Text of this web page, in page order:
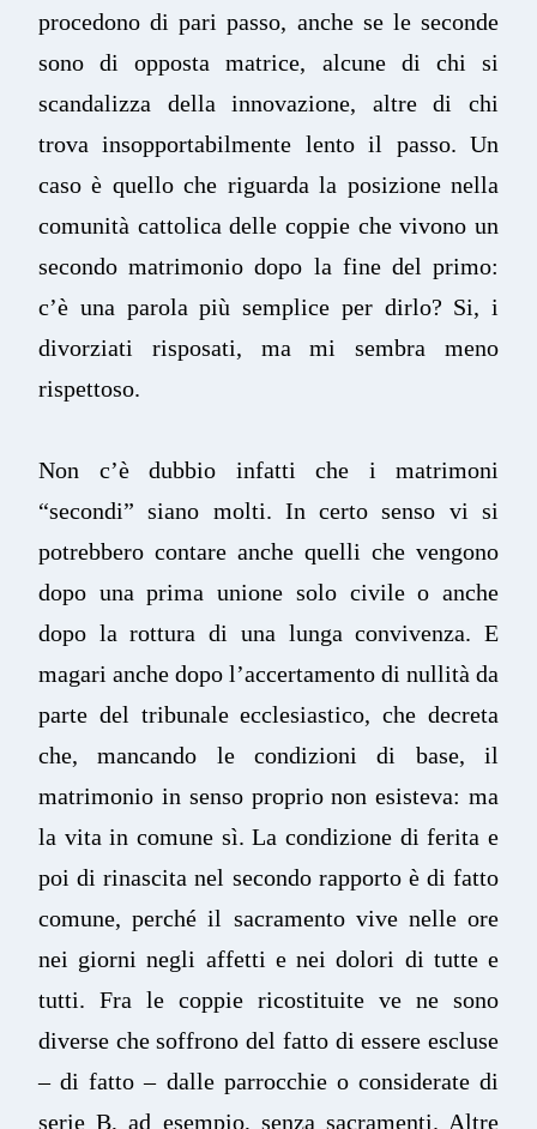
procedono di pari passo, anche se le seconde
sono di opposta matrice, alcune di chi si
scandalizza della innovazione, altre di chi
trova insopportabilmente lento il passo. Un
caso è quello che riguarda la posizione nella
comunità cattolica delle coppie che vivono un
secondo matrimonio dopo la fine del primo:
c’è una parola più semplice per dirlo? Si, i
divorziati risposati, ma mi sembra meno
rispettoso.
Non c’è dubbio infatti che i matrimoni
“secondi” siano molti. In certo senso vi si
potrebbero contare anche quelli che vengono
dopo una prima unione solo civile o anche
dopo la rottura di una lunga convivenza. E
magari anche dopo l’accertamento di nullità da
parte del tribunale ecclesiastico, che decreta
che, mancando le condizioni di base, il
matrimonio in senso proprio non esisteva: ma
la vita in comune sì. La condizione di ferita e
poi di rinascita nel secondo rapporto è di fatto
comune, perché il sacramento vive nelle ore
nei giorni negli affetti e nei dolori di tutte e
tutti. Fra le coppie ricostituite ve ne sono
diverse che soffrono del fatto di essere escluse
– di fatto – dalle parrocchie o considerate di
serie B, ad esempio, senza sacramenti. Altre